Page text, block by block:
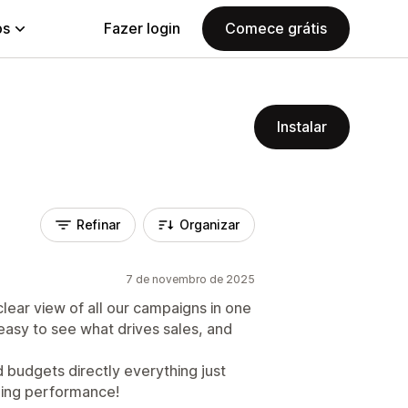
Fazer login Comece grátis
Instalar
Refinar Organizar
7 de novembro de 2025
view of all our campaigns in one
to see what drives sales, and
budgets directly everything just
performance!